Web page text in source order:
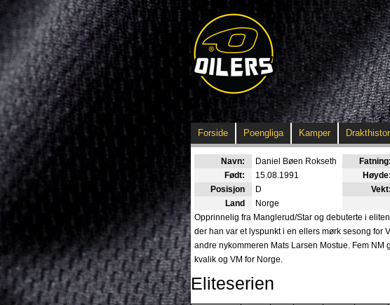
Forside Poengliga Kamper
Navn: Daniel Bøen Rokseth Fatning:
Født:
15.08.1991 Høyde:
Posisjon
D Vekt:
Land
Norge
Opprinnelig fra Manglerud/Star og debuterte i
der han var et lyspunkt i en ellers mørk sesong for
andre nykommeren Mats Larsen Mostue. Fem
kvalik og VM for Norge.
Eliteserien